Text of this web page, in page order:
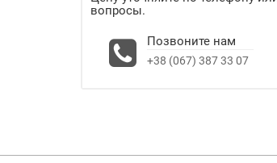
вопросы.
Позвоните нам
+38 (067) 387 33 07